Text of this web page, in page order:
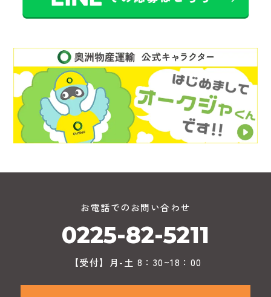
お電話でのお問い合わせ
0225-82-5211
【受付】月-土 8：30~18：00